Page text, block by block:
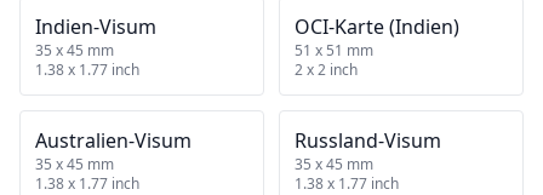
Indien‑Visum
35 x 45 mm
1.38 x 1.77 inch
OCI‑Karte (Indien)
51 x 51 mm
2 x 2 inch
Australien‑Visum
35 x 45 mm
1.38 x 1.77 inch
Russland‑Visum
35 x 45 mm
1.38 x 1.77 inch